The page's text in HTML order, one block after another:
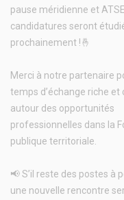
pause méridienne et
candidatures seront
prochainement !🤞
Merci à notre partenaire
temps d’échange riche et
autour des opportunités
professionnelles dans la
publique territoriale.
📢 S’il reste des postes à
une nouvelle rencontre